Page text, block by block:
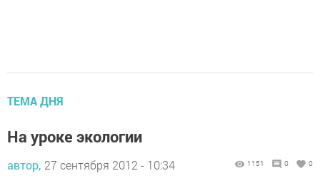
ТЕМА ДНЯ
На уроке экологии
автор, 27 сентября 2012 - 10:34 1151 0 0